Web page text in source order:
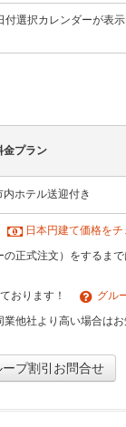
選択カレンダーが表
金プラン
ホテル送迎付き
日本円建て価格を
正式注文）をするま
ております！
グル
他社より高い場合は
ープ割引お問合せ